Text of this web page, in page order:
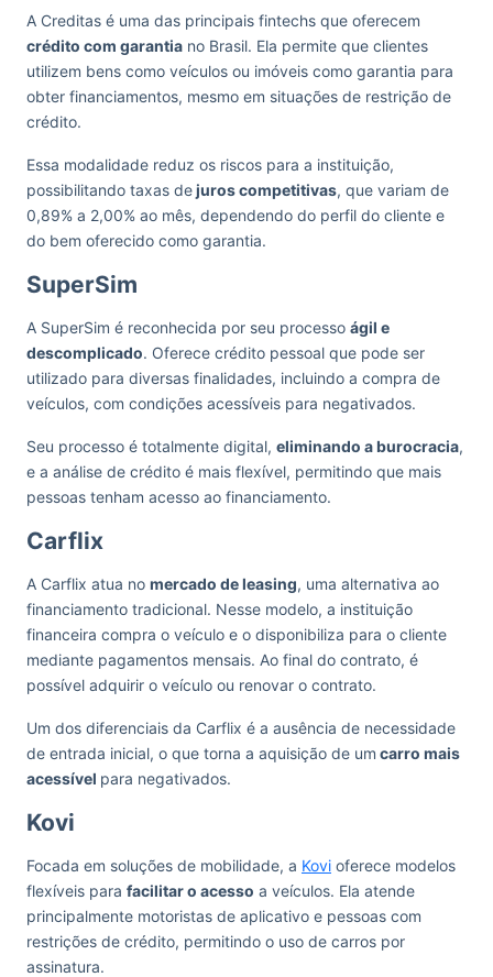
A Creditas é uma das principais fintechs que oferecem
crédito com garantia no Brasil. Ela permite que clientes
utilizem bens como veículos ou imóveis como garantia para
obter financiamentos, mesmo em situações de restrição de
crédito.
Essa modalidade reduz os riscos para a instituição,
possibilitando taxas dejuros competitivas, que variam de
0,89% a 2,00% ao mês, dependendo do perfil do cliente e
do bem oferecido como garantia.
SuperSim
A SuperSim é reconhecida por seu processo ágil e
descomplicado. Oferece crédito pessoal que pode ser
utilizado para diversas finalidades, incluindo a compra de
veículos, com condições acessíveis para negativados.
Seu processo é totalmente digital, eliminando a burocracia,
e a análise de crédito é mais flexível, permitindo que mais
pessoas tenham acesso ao financiamento.
Carflix
A Carflix atua no mercado de leasing, uma alternativa ao
financiamento tradicional. Nesse modelo, a instituição
financeira compra o veículo e o disponibiliza para o cliente
mediante pagamentos mensais. Ao final do contrato, é
possível adquirir o veículo ou renovar o contrato.
Um dos diferenciais da Carflix é a ausência de necessidade
de entrada inicial, o que torna a aquisição de um carro mais
acessível para negativados.
Kovi
Focada em soluções de mobilidade, a Kovi oferece modelos
flexíveis para facilitar o acesso a veículos. Ela atende
principalmente motoristas de aplicativo e pessoas com
restrições de crédito, permitindo o uso de carros por
assinatura.